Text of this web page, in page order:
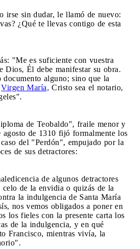
irse sin dudar, le llamó de nuevo:
¿Qué te llevas contigo de esta
"Me es suficiente con vuestra
Dios, Él debe manifestar su obra.
alguno; sino que la
Virgen María, Cristo sea el notario,
de Teobaldo", fraile menor y
de 1310 fijó formalmente los
del "Perdón", empujado por la
de sus detractores:
de algunos detractores
de la envidia o quizás de la
la indulgencia de Santa María
nos vemos obligados a poner en
los fieles con la presente carta los
de la indulgencia, y en qué
Francisco, mientras vivía, la